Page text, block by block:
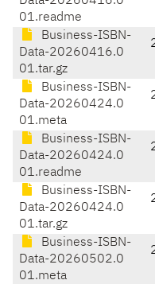
01.readme
Business-ISBN-
Data-20260416.0
01.tar.gz
Business-ISBN-
Data-20260424.0
01.meta
Business-ISBN-
Data-20260424.0
01.readme
Business-ISBN-
Data-20260424.0
01.tar.gz
Business-ISBN-
Data-20260502.0
01.meta